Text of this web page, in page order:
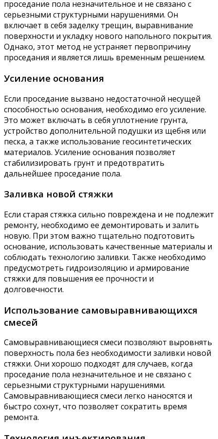
проседание пола незначительное и не связано с
серьезными структурными нарушениями. Он
включает в себя заделку трещин, выравнивание
поверхности и укладку нового напольного покрытия.
Однако, этот метод не устраняет первопричину
проседания и является лишь временным решением.
Усиление основания
Если проседание вызвано недостаточной несущей
способностью основания, необходимо его усиление.
Это может включать в себя уплотнение грунта,
устройство дополнительной подушки из щебня или
песка, а также использование геосинтетических
материалов. Усиление основания позволяет
стабилизировать грунт и предотвратить
дальнейшее проседание пола.
Заливка новой стяжки
Если старая стяжка сильно повреждена и не подлежит
ремонту, необходимо ее демонтировать и залить
новую. При этом важно тщательно подготовить
основание, использовать качественные материалы и
соблюдать технологию заливки. Также необходимо
предусмотреть гидроизоляцию и армирование
стяжки для повышения ее прочности и
долговечности.
Использование самовыравнивающихся
смесей
Самовыравнивающиеся смеси позволяют выровнять
поверхность пола без необходимости заливки новой
стяжки. Они хорошо подходят для случаев, когда
проседание пола незначительное и не связано с
серьезными структурными нарушениями.
Самовыравнивающиеся смеси легко наносятся и
быстро сохнут, что позволяет сократить время
ремонта.